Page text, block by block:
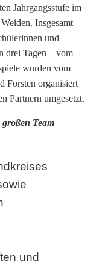
Jahrgangsstufe im
Insgesamt
und
drei Tagen – vom
wurden vom
Forsten organisiert
Partnern umgesetzt.
Team
und